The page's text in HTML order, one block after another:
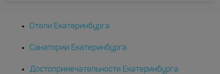
Отели Екатеринбурга
Санатории Екатеринбурга
Достопримечательности Екатеринбурга